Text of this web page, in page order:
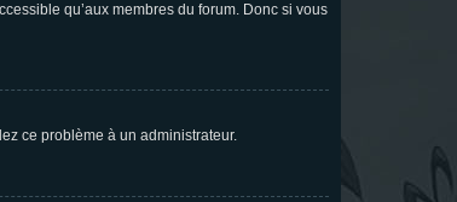
qu’aux membres du forum. Donc si vous
ce problème à un administrateur.